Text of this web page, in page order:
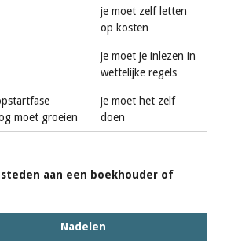
je moet zelf letten
op kosten
je moet je inlezen in
wettelijke regels
moet groeien
je moet het zelf
doen
aan een boekhouder of
Nadelen